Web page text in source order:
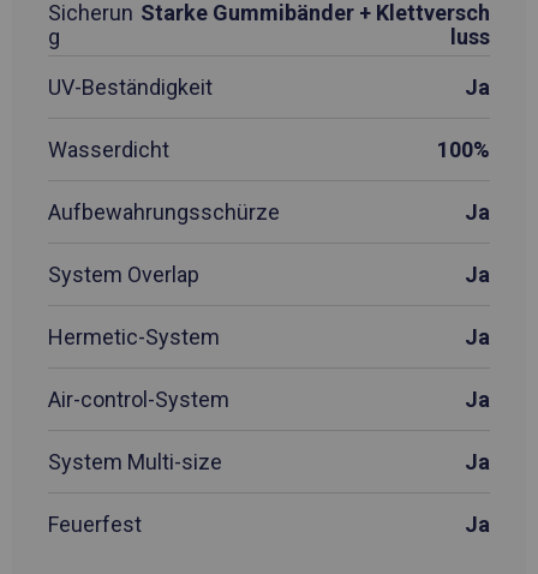
Sicherun
g
Starke Gummibänder + Klettversch
luss
UV-Beständigkeit
Ja
Wasserdicht 100%
Aufbewahrungsschürze Ja
System Overlap Ja
Hermetic-System Ja
Air-control-System Ja
System Multi-size Ja
Feuerfest Ja